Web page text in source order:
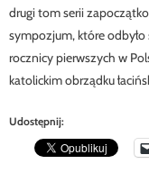
drugi tom serii
sympozjum, które odbyło
rocznicy pierwszych w
katolickim obrządku
Udostępnij: